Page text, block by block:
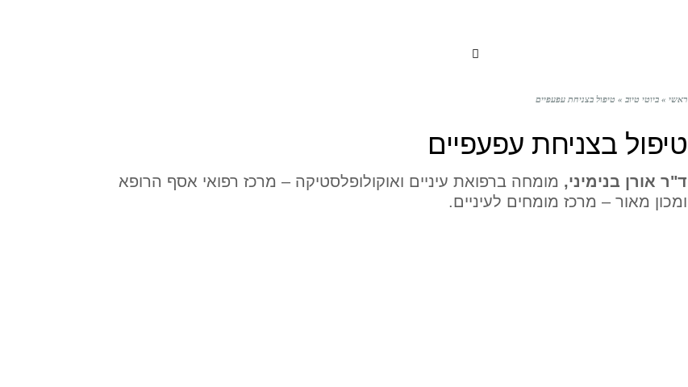
ראשי » ביוטי טיוב » טיפול בצניחת עפעפיים
טיפול בצניחת עפעפיים
ד"ר אורן בנימיני, מומחה ברפואת עיניים ואוקולופלסטיקה – מרכז רפואי אסף הרופא
ומכון מאור – מרכז מומחים לעיניים.